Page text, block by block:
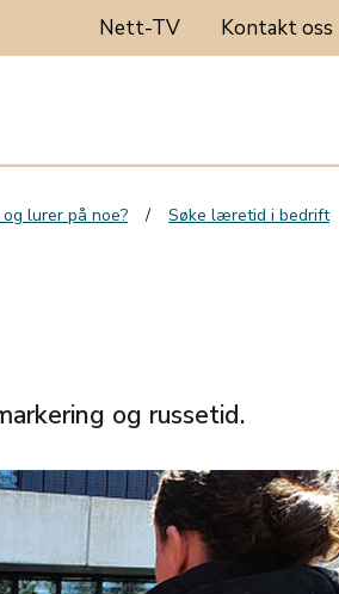
Nett-TV Kontakt oss
lurer på noe? Søke læretid i bedrift
og russetid.